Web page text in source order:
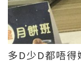
多D少D都唔